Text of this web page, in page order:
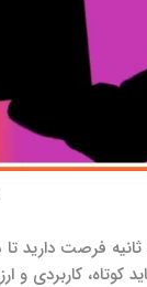
فرصت دارید